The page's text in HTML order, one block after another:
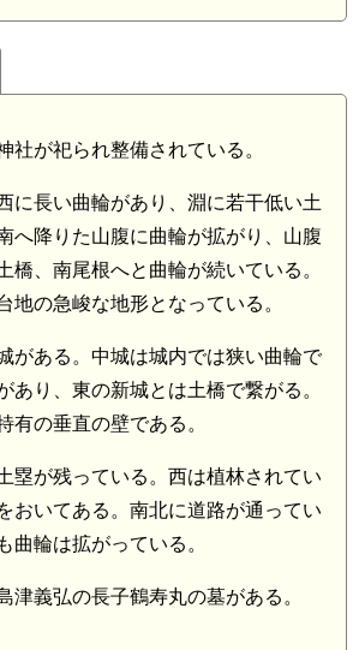
社が祀られ整備されている。
に長い曲輪があり、淵に若干低い土
へ降りた山腹に曲輪が拡がり、山腹
橋、南尾根へと曲輪が続いている。
地の急峻な地形となっている。
がある。中城は城内では狭い曲輪で
あり、東の新城とは土橋で繋がる。
有の垂直の壁である。
塁が残っている。西は植林されてい
おいてある。南北に道路が通ってい
曲輪は拡がっている。
津義弘の長子鶴寿丸の墓がある。